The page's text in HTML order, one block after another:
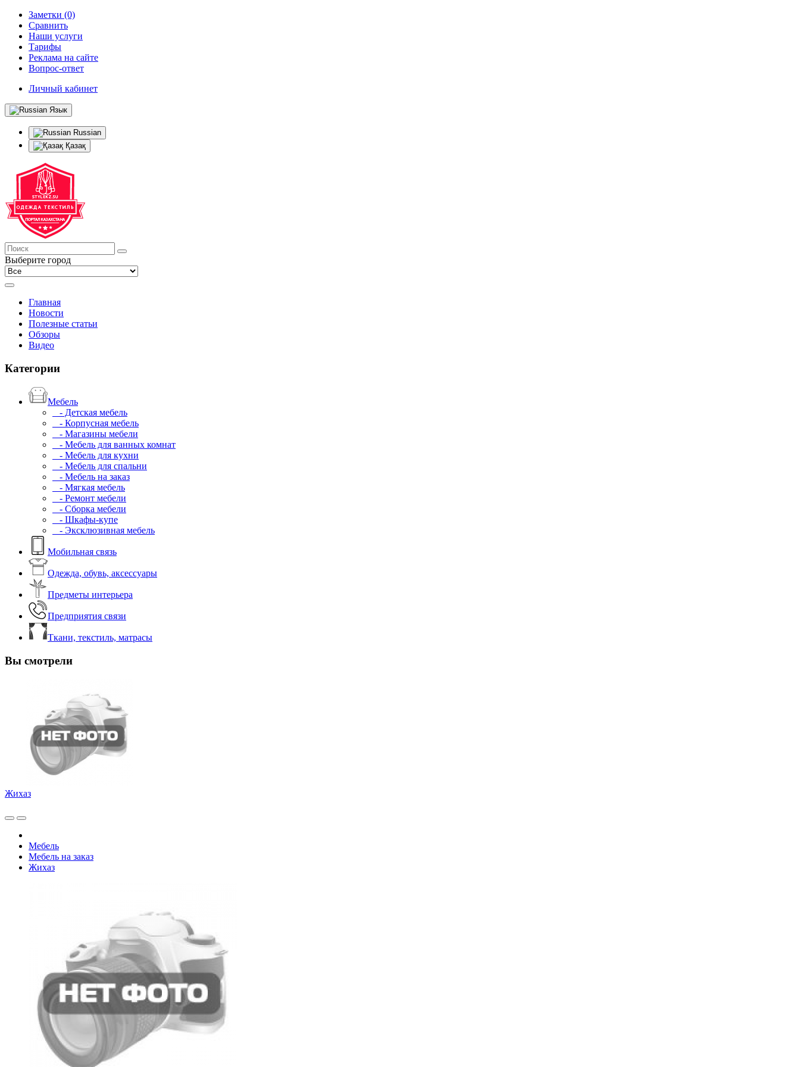
Заметки (0)
Сравнить
Наши услуги
Тарифы
Реклама на сайте
Вопрос-ответ
Личный кабинет
Язык
Russian
Қазақ
Выберите город
Главная
Новости
Полезные статьи
Обзоры
Видео
Категории
Мебель
- Детская мебель
- Корпусная мебель
- Магазины мебели
- Мебель для ванных комнат
- Мебель для кухни
- Мебель для спальни
- Мебель на заказ
- Мягкая мебель
- Ремонт мебели
- Сборка мебели
- Шкафы-купе
- Эксклюзивная мебель
Мобильная связь
Одежда, обувь, аксессуары
Предметы интерьера
Предприятия связи
Ткани, текстиль, матрасы
Вы смотрели
Жихаз
Мебель
Мебель на заказ
Жихаз